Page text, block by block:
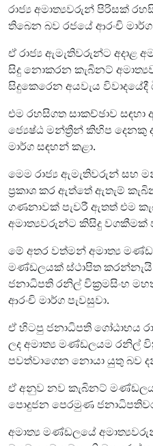
රාජ්‍ය අමාත්‍යවරුන් පිරිසක්
තිබෙන බව රජයේ ආරංචි
ඒ රාජ්‍ය ඇමැතිවරුන්ට අදාළ
සිදු නොකරන කැබිනට්
සිදුකෙරෙන අයවැය
එම රහසිගත සාකච්ඡාව
ජ්‍යෙෂ්ඨ මන්ත්‍රීන් කිහිප දෙනකු
මාර්ග සඳහන් කළා.
මෙම රාජ්‍ය ඇමැතිවරුන් සහ
ප්‍රකාශ කර ඇත්තේ ඇතැම්
ගණනාවක් පැවරී ඇතත් එම
අමාත්‍යවරුන්ට කිසිදු වගකීමක්
මේ අතර වත්මන් අමාත්‍ය
මණ්ඩලයක් ස්ථාපිත කරන්නැයි
ජනාධිපති රනිල් වික්‍රමසිංහ
ආරංචි මාර්ග පැවසුවා.
ඒ හිටපු ජනාධිපති ගෝඨාභය
ලද අමාත්‍ය මණ්ඩලයම රනිල්
පවත්වාගෙන නොයා යුතු බව
ඒ අනුව නව කැබිනට්
පොදුජන පෙරමුණ
අමාත්‍ය මණ්ඩලයේ